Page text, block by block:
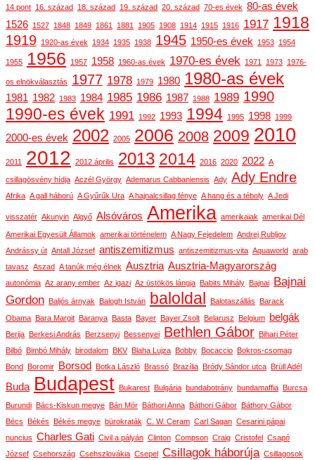
14 pont 16. század 18. század 19. század 20. század 70-es évek 80-as évek
1526 1527 1848 1849 1861 1881 1905 1908 1914 1915 1916 1917 1918
1919 1920-as évek 1934 1935 1938 1945 1950-es évek 1953 1954
1955 1956 1957 1958 1960-as évek 1970-es évek 1971 1973 1976-
os elnökválasztás 1977 1978 1979 1980 1980-as évek
1981 1982 1983 1984 1985 1986 1987 1988 1989 1990
1990-es évek 1991 1992 1993 1994 1995 1998 1999
2000-es évek 2002 2005 2006 2008 2009 2010
2011 2012 2012 április 2013 2014 2016 2020 2022 A
csillagösvény hídja Aczél György Ademarus Cabbaniensis Ady Ady Endre
Afrika A gall háború A Gyűrűk Ura A hajnalcsillag fénye A hang és a téboly A Jedi
visszatér Akunyin Algyő Alsóváros Amerika amerikaiak amerikai Dél
Amerikai Egyesült Államok amerikai történelem A Nagy Fejedelem Andrej Rubljov
Andrássy út Antall József antiszemitizmus antiszemitizmus-vita Aquaworld arab
tavasz Aszad A tanúk még élnek Ausztria Ausztria-Magyarország
autonómia Az arany ember Az igazi Az üstökös lángja Babits Mihály Bajnai Bajnai
Gordon
Baljós árnyak Balogh István baloldal Balotaszállás
Barack
Obama
Bara Margit Baranya Basta Bayer Bayer Zsolt Belarusz Belgium belgák
Berija Berkesi András Berzsenyi Bessenyei Bethlen Gábor
Bihari Péter
Bilbó
Bimbó Mihály birodalom BKV Blaha Lujza Bobby Bocaccio
Bokros-csomag
Bond
Boromir Borsod Botka László Brassó Brazília Bródy Sándor utca Brüll Adél
Buda Budapest Bukarest Bulgária bundabotrány bundamaffia Burcsa
Burundi Bács-Kiskun megye Bán Mór Báthori Anna Báthori Gábor
Báthory Gábor
Bécs
Békés Békés megye bürokraták C. W. Ceram Carl Sagan Cesarini pápai
nuncius Charles Gati Civil a pályán Clinton Compson Craig Cristofel
Csapó
József Csehország Csehszlovákia Csepel Csillagok háborúja Csillagosok